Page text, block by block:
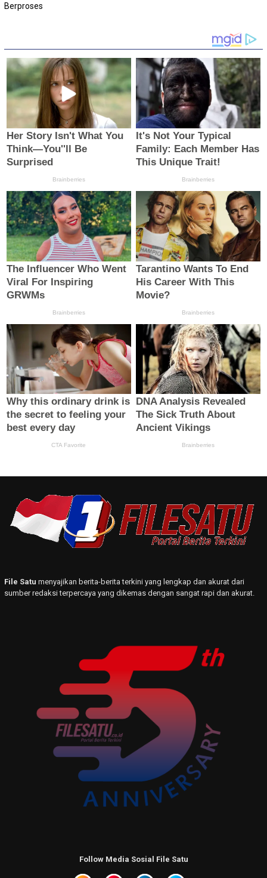
Berproses
File Satu menyajikan berita-berita terkini yang lengkap dan akurat dari
sumber redaksi terpercaya yang dikemas dengan sangat rapi dan akurat.
Follow Media Sosial File Satu